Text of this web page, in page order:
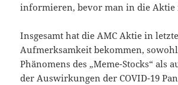
informieren, bevor man in die Aktie
Insgesamt hat die AMC Aktie in
Aufmerksamkeit bekommen,
Phänomens des „Meme-Stocks“ als
der Auswirkungen der COVID-19